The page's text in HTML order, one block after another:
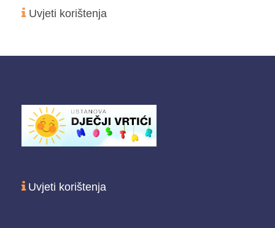
Uvjeti korištenja
Uvjeti korištenja